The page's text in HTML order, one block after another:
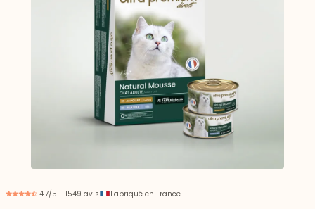
4.7/5 - 1549 avis Fabriqué en France